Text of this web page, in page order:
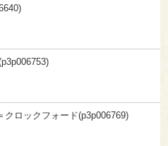
クロックフォード(p3p006769)